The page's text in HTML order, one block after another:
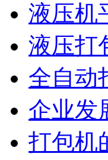
液压机
液压打
全自动
企业发
打包机